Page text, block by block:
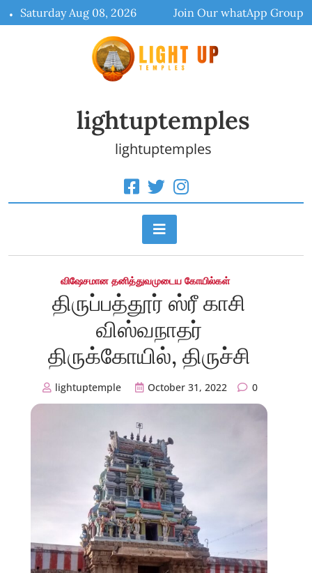
to
Saturday Aug 08, 2026 Join Our whatApp Group
lightuptemples
lightuptemples
விஷேசமான தனித்துவமுடைய கோயில்கள்
திருப்பத்தூர் ஸ்ரீ காசி
விஸ்வநாதர்
திருக்கோயில், திருச்சி
lightuptemple October 31, 2022 0